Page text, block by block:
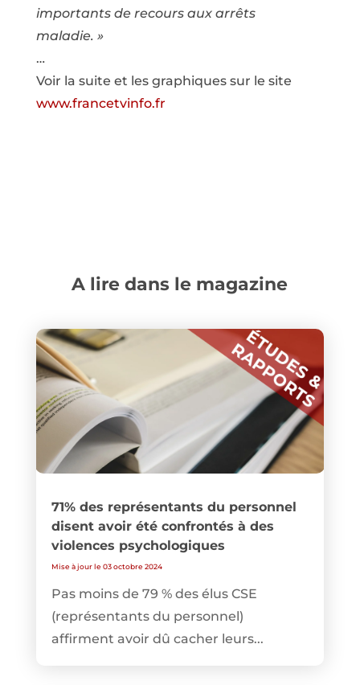
importants de recours aux arrêts
maladie. »
…
Voir la suite et les graphiques sur le site
www.francetvinfo.fr
A lire dans le magazine
71% des représentants du personnel
disent avoir été confrontés à des
violences psychologiques
Mise à jour le 03 octobre 2024
Pas moins de 79 % des élus CSE
(représentants du personnel)
affirment avoir dû cacher leurs...